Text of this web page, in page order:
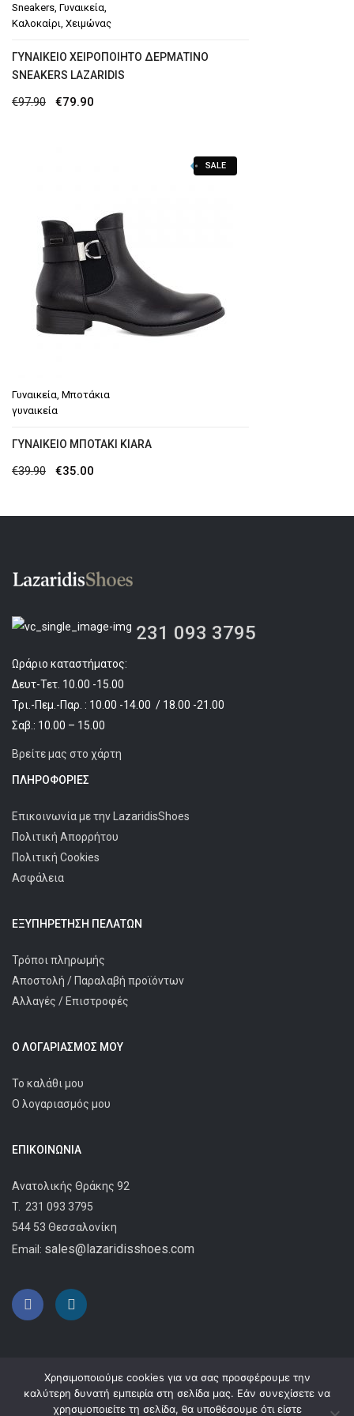
Sneakers, Γυναικεία,
Καλοκαίρι, Χειμώνας
ΓΥΝΑΙΚΕΊΟ ΧΕΙΡΟΠΟΊΗΤΟ ΔΕΡΜΆΤΙΝΟ
SNEAKERS LAZARIDIS
€97.90
Original
€79.90
SALE
Γυναικεία, Μποτάκια
γυναικεία
ΓΥΝΑΙΚΕΊΟ ΜΠΟΤΆΚΙ ΚΙΑRA
€39.90
Original
was:
€35.00
τιμή
231 093 3795
Ωράριο καταστήματος:
Δευτ-Τετ. 10.00 -15.00
Τρι.-Πεμ.-Παρ. : 10.00 -14.00 / 18.00 -21.00
Σαβ.: 10.00 – 15.00
Βρείτε μας στο χάρτη
ΠΛΗΡΟΦΟΡΊΕΣ
Επικοινωνία με την LazaridisShoes
Πολιτική Απορρήτου
Πολιτική Cookies
Ασφάλεια
ΕΞΥΠΗΡΈΤΗΣΗ ΠΕΛΑΤΩΝ
Τρόποι πληρωμής
Αποστολή / Παραλαβή προϊόντων
Αλλαγές / Επιστροφές
Ο ΛΟΓΑΡΙΑΣΜΌΣ ΜΟΥ
Το καλάθι μου
Ο λογαριασμός μου
ΕΠΙΚΟΙΝΩΝΊΑ
Ανατολικής Θράκης 92
T. 231 093 3795
544 53 Θεσσαλονίκη
Email: sales@lazaridisshoes.com
Copyright © 2024 Lazaridis Shoes
Χρησιμοποιούμε cookies για να σας προσφέρουμε την
καλύτερη δυνατή εμπειρία στη σελίδα μας. Εάν συνεχίσετε να
χρησιμοποιείτε τη σελίδα, θα υποθέσουμε ότι είστε